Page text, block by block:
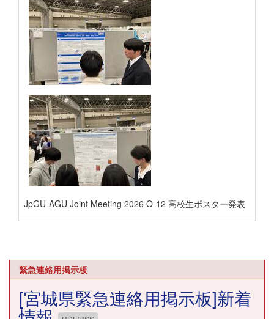
JpGU-AGU Joint Meeting 2026 O-12 高校生ポスター発表
緊急連絡用掲示板
[宮城県緊急連絡用掲示板]新着